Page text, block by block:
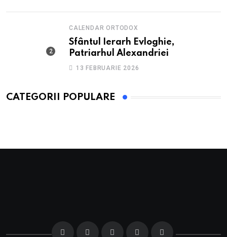
CALENDAR ORTODOX
Sfântul Ierarh Evloghie,
Patriarhul Alexandriei
13 FEBRUARIE 2026
CATEGORII POPULARE